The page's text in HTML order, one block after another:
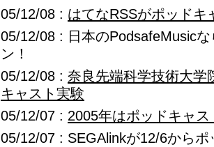
05/12/08 : はてなRSSがポッドキ
05/12/08 : 日本のPodsafeMusic
ン！
05/12/08 : 奈良先端科学技術大学
キャスト実験
05/12/07 : 2005年はポッドキャ
05/12/07 : SEGAlinkが12/6から